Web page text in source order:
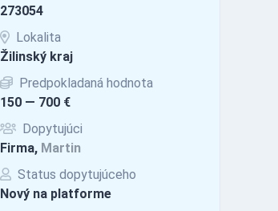
273054
Lokalita
Žilinský kraj
Predpokladaná hodnota
150 — 700 €
Dopytujúci
Firma, Martin
Status dopytujúceho
Nový na platforme